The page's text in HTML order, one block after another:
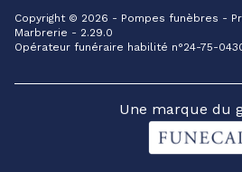
Copyright © 2026 - Pompes funèbres -
Marbrerie - 2.29.0
Opérateur funéraire habilité n°24-75-
Une marque du